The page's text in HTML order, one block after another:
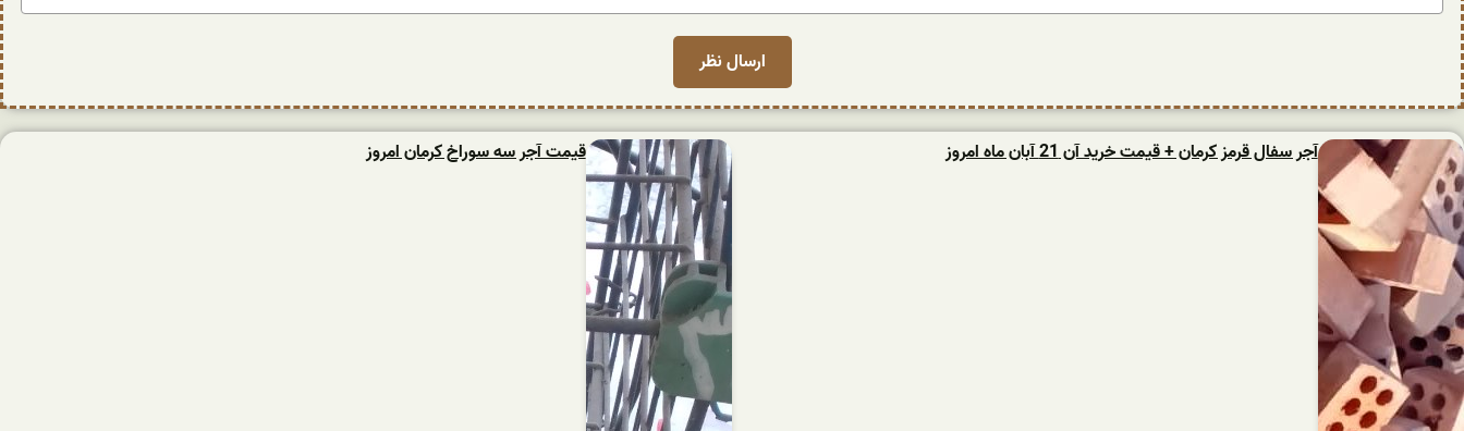
آجر سفال قرمز کرمان + قیمت خرید آن 21 آبان ماه امروز قیمت آجر سه سوراخ کرمان امروز